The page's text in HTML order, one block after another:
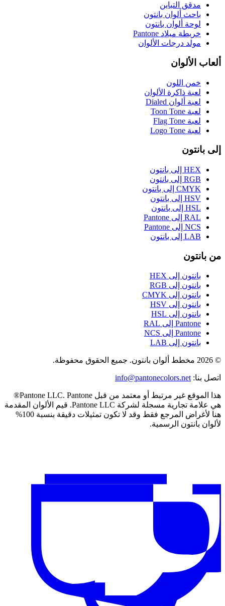
مدقق التباين
باحث ألوان بانتون
لوحة ألوان بانتون
خريطة ميلاد Pantone
مولد درجات الألوان
ألعاب الألوان
خمن اللون
لعبة ذاكرة الألوان
لعبة ألوان Dialed
لعبة Toon Tone
لعبة Flag Tone
لعبة Logo Tone
إلى بانتون
HEX إلى بانتون
RGB إلى بانتون
CMYK إلى بانتون
HSV إلى بانتون
HSL إلى بانتون
RAL إلى Pantone
NCS إلى Pantone
LAB إلى بانتون
من بانتون
بانتون إلى HEX
بانتون إلى RGB
بانتون إلى CMYK
بانتون إلى HSV
بانتون إلى HSL
Pantone إلى RAL
Pantone إلى NCS
بانتون إلى LAB
© 2026 مخطط ألوان بانتون. جميع الحقوق محفوظة.
اتصل بنا:
info@pantonecolors.net
هذا الموقع غير مرتبط أو معتمد من قبل Pantone LLC. Pantone®
هي علامة تجارية مسجلة لشركة Pantone LLC. قيم الألوان المقدمة
هنا لأغراض المرجع فقط وقد لا تكون تمثيلات دقيقة بنسبة 100%
لألوان بانتون الرسمية.